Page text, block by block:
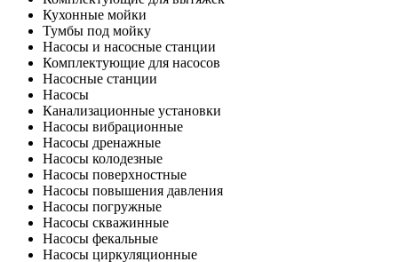
Кухонные мойки
Тумбы под мойку
Насосы и насосные станции
Комплектующие для насосов
Насосные станции
Насосы
Канализационные установки
Насосы вибрационные
Насосы дренажные
Насосы колодезные
Насосы поверхностные
Насосы повышения давления
Насосы погружные
Насосы скважинные
Насосы фекальные
Насосы циркуляционные